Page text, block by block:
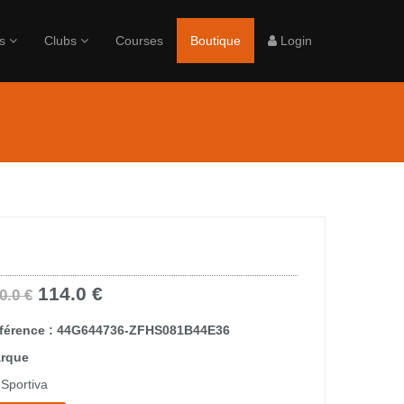
Clubs Courses Boutique Login
€114.0 €
: 44G644736-ZFHS081B44E36